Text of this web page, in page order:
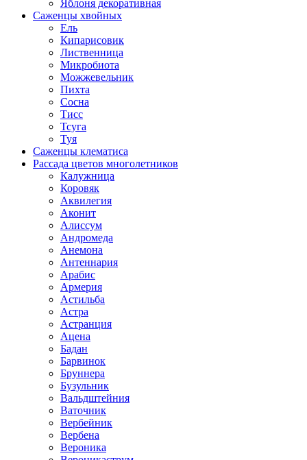
Яблоня декоративная
Саженцы хвойных
Ель
Кипарисовик
Лиственница
Микробиота
Можжевельник
Пихта
Сосна
Тисс
Тсуга
Туя
Саженцы клематиса
Рассада цветов многолетников
Калужница
Коровяк
Аквилегия
Аконит
Алиссум
Андромеда
Анемона
Антеннария
Арабис
Армерия
Астильба
Астра
Астранция
Ацена
Бадан
Барвинок
Бруннера
Бузульник
Вальдштейния
Ваточник
Вербейник
Вербена
Вероника